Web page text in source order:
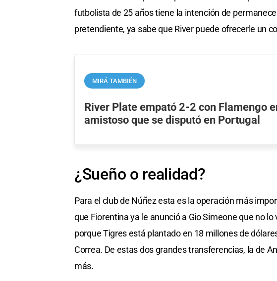
futbolista de 25 años tiene la intención de
pretendiente, ya sabe que River puede ofrecerle un
MIRÁ TAMBIÉN
River Plate empató 2-2 con Flamengo
amistoso que se disputó en Portugal
¿Sueño o realidad?
Para el club de Núñez esta es la operación más
que Fiorentina ya le anunció a Gio Simeone que no
porque Tigres está plantado en 18 millones de
Correa. De estas dos grandes transferencias, la de
más.